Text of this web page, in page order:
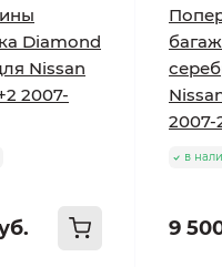
Diamond
Nissan
2007-
2007-
в
9